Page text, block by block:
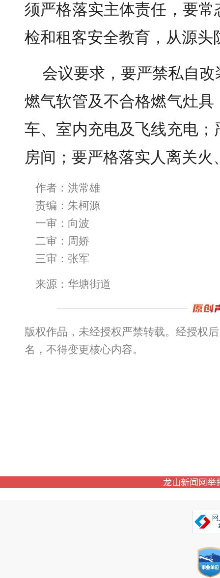
须严格落实主体责任，要
检和租客安全教育，从源头
会议要求，要严禁私自
燃气软管及不合格燃气灶
车、室内充电及飞线充电
房间；要严格落实人离关火
作者：洪常雄
责编：朱柯源
一审：向波
二审：周娇
三审：张军
来源：华塘街道
版权作品，未经授权严禁转载。经授权
名，不得变更核心内容。